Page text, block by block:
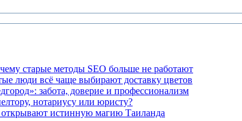
старые методы SEO больше не работают
люди всё чаще выбирают доставку цветов
забота, доверие и профессионализм
нотариусу или юристу?
открывают истинную магию Таиланда